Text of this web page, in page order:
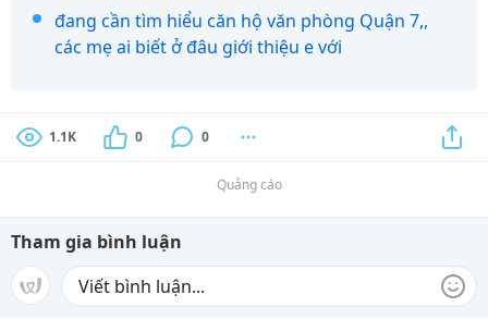
đang cần tìm hiểu căn hộ văn phòng Quận 7,,
các mẹ ai biết ở đâu giới thiệu e với
1.1K 0 0
Quảng cáo
Tham gia bình luận